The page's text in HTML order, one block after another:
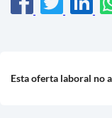
Esta oferta laboral no